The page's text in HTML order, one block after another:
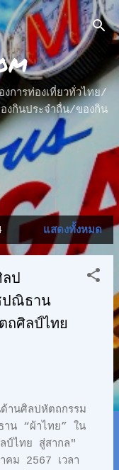
งการท่องเที่ยวทั่วไทย/
กินประจำถื่น/ของกิน
แสดงทั้งหมด
ป
ปณิธาน
ถศิลป์ไทย
านศิลปหัตถกรรม
าน “ผ้าไทย” ใน
ป์ไทย สู่สากล"
คม 2567 เวลา